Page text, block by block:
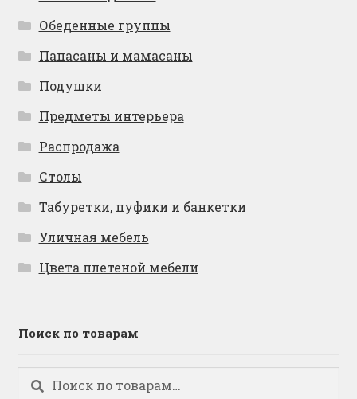
Обеденные группы
Папасаны и мамасаны
Подушки
Предметы интерьера
Распродажа
Столы
Табуретки, пуфики и банкетки
Уличная мебель
Цвета плетеной мебели
Поиск по товарам
Искать:
Поиск